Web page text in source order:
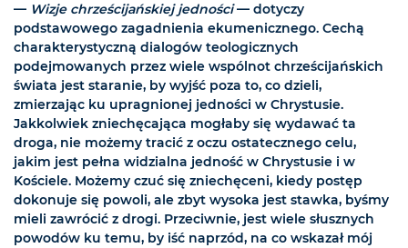
— Wizje chrześcijańskiej jedności— dotyczy
podstawowego zagadnienia ekumenicznego. Cechą
charakterystyczną dialogów teologicznych
podejmowanych przez wiele wspólnot chrześcijańskich
świata jest staranie, by wyjść poza to, co dzieli,
zmierzając ku upragnionej jedności w Chrystusie.
Jakkolwiek zniechęcająca mogłaby się wydawać ta
droga, nie możemy tracić z oczu ostatecznego celu,
jakim jest pełna widzialna jedność w Chrystusie i w
Kościele. Możemy czuć się zniechęceni, kiedy postęp
dokonuje się powoli, ale zbyt wysoka jest stawka, byśmy
mieli zawrócić z drogi. Przeciwnie, jest wiele słusznych
powodów ku temu, by iść naprzód, na co wskazał mój